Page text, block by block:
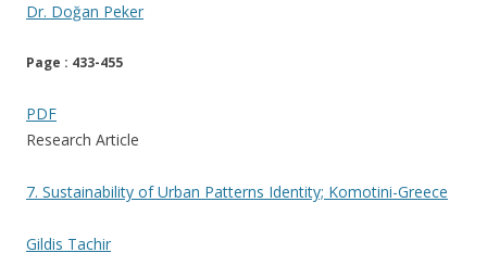
Dr. Doğan Peker
Page : 433-455
PDF
Research Article
7. Sustainability of Urban Patterns Identity; Komotini-Greece
Gildis Tachir